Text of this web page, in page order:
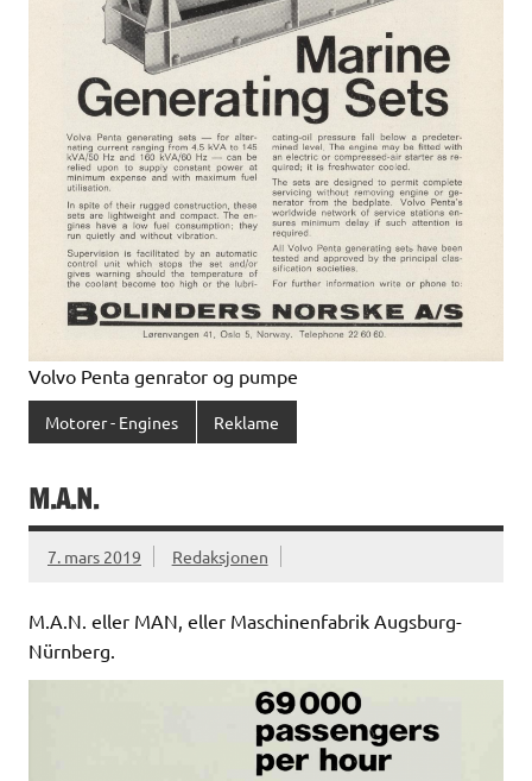
Volvo Penta genrator og pumpe
Motorer - Engines Reklame
M.A.N.
7. mars 2019 Redaksjonen
M.A.N. eller MAN, eller Maschinenfabrik Augsburg-
Nürnberg.